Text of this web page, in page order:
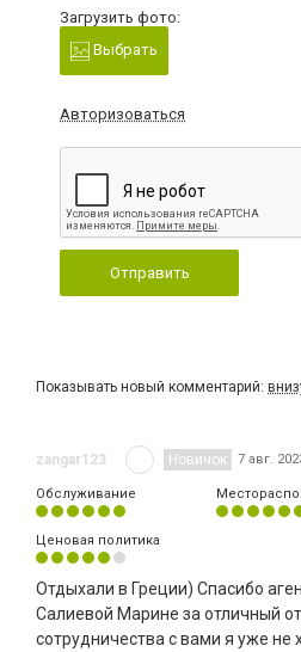
Загрузить фото:
Выбрать
Авторизоваться
Отправить
Показывать новый комментарий:
zangar123 Новичок 7 авг.
Обслуживание
Ценовая политика
Отдыхали в Греции) Спасибо
Салиевой Марине за отличный
сотрудничества с вами я уже не